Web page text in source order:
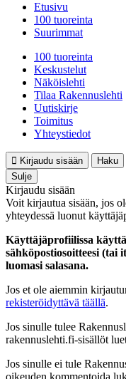
Etusivu
100 tuoreinta
Suurimmat
100 tuoreinta
Keskustelut
Näköislehti
Tilaa Rakennuslehti
Uutiskirje
Toimitus
Yhteystiedot
Kirjaudu sisään
Haku
Sulje
Kirjaudu sisään
Voit kirjautua sisään, jos
yhteydessä luonut
Käyttäjäprofiilissa
sähköpostiosoitteesi (tai
luomasi salasana.
Jos et ole aiemmin
rekisteröidyttävä täällä.
Jos sinulle tulee
rakennuslehti.fi-sisällöt
Jos sinulle ei tule
oikeuden kommentoida